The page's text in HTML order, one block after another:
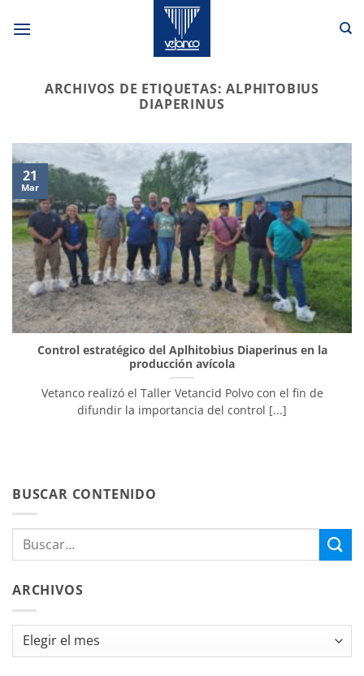
ARCHIVOS DE ETIQUETAS:ALPHITOBIUS
DIAPERINUS
Control estratégico del Aplhitobius Diaperinus en la
producción avícola
Vetanco realizó el Taller Vetancid Polvo con el fin de
difundir la importancia del control [...]
21
Mar
BUSCAR CONTENIDO
ARCHIVOS
Archivos